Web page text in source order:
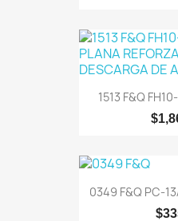
1513 F&Q
0349 F&Q PC-